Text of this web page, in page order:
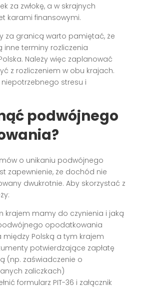
za zwłokę, a w skrajnych
karami finansowymi.
za granicą warto pamiętać, że
inne terminy rozliczenia
Należy więc zaplanować
z rozliczeniem w obu krajach.
stresu i
podwójnego
o unikaniu podwójnego
zapewnienie, że dochód nie
dwukrotnie. Aby skorzystać z
krajem mamy do czynienia i jaką
opodatkowania
między Polską a tym krajem
potwierdzające zapłatę
(np. zaświadczenie o
zaliczkach)
formularz PIT-36 i załącznik